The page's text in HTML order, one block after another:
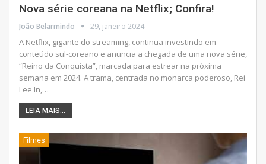
Nova série coreana na Netflix; Confira!
João Belarmindo 29, janeiro 2024
A Netflix, gigante do streaming, continua investindo em
conteúdo sul-coreano e anuncia a chegada de uma nova série,
“Reino da Conquista”, marcada para estrear na próxima
semana em 2024. A trama, centrada no monarca poderoso, Rei
Lee In, …
LEIA MAIS...
Filmes